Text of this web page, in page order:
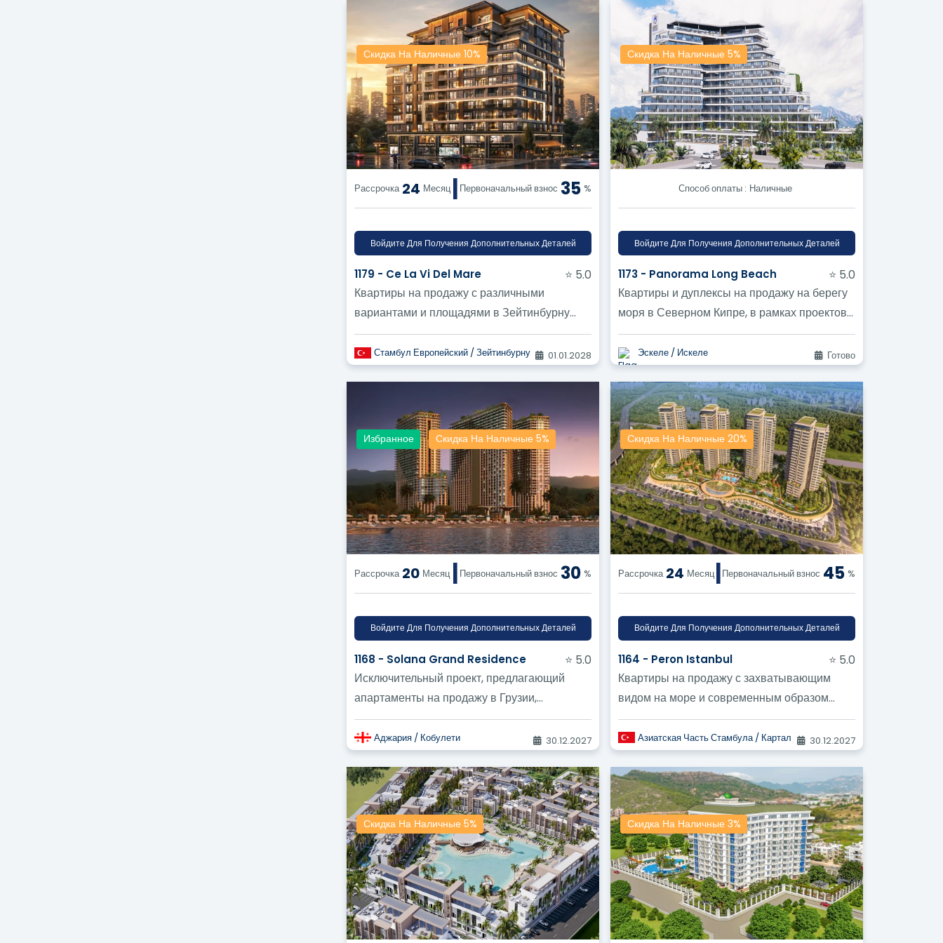
Скидка На Наличные 10%
Рассрочка 24 Месяц | Первоначальный взнос 35 %
Войдите Для Получения Дополнительных Деталей
1179 - Ce La Vi Del Mare
⭐ 5.0
Квартиры на продажу с различными
вариантами и площадями в Зейтинбурну
предлагают прекрасную инвестиционную
возможность и...
Стамбул Европейский / Зейтинбурну 01.01.2028
Скидка На Наличные 5%
Способ оплаты : Наличные
Войдите Для Получения Дополнительных Деталей
1173 - Panorama Long Beach
⭐ 5.0
Квартиры и дуплексы на продажу на берегу
моря в Северном Кипре, в рамках проектов
прекрасного района Эсентепе.
Эскеле / Искеле Готово
Избранное Скидка На Наличные 5%
Рассрочка 20 Месяц | Первоначальный взнос 30 %
Войдите Для Получения Дополнительных Деталей
1168 - Solana Grand Residence
⭐ 5.0
Исключительный проект, предлагающий
апартаменты на продажу в Грузии,
различных стилей и размеров, по
конкурентоспособным...
Аджария / Кобулети 30.12.2027
Скидка На Наличные 20%
Рассрочка 24 Месяц|Первоначальный взнос 45 %
Войдите Для Получения Дополнительных Деталей
1164 - Peron Istanbul
⭐ 5.0
Квартиры на продажу с захватывающим
видом на море и современным образом
жизни в престижном жилом комплексе в
районе Карт...
Азиатская Часть Стамбула / Картал 30.12.2027
Скидка На Наличные 5% Скидка На Наличные 3%